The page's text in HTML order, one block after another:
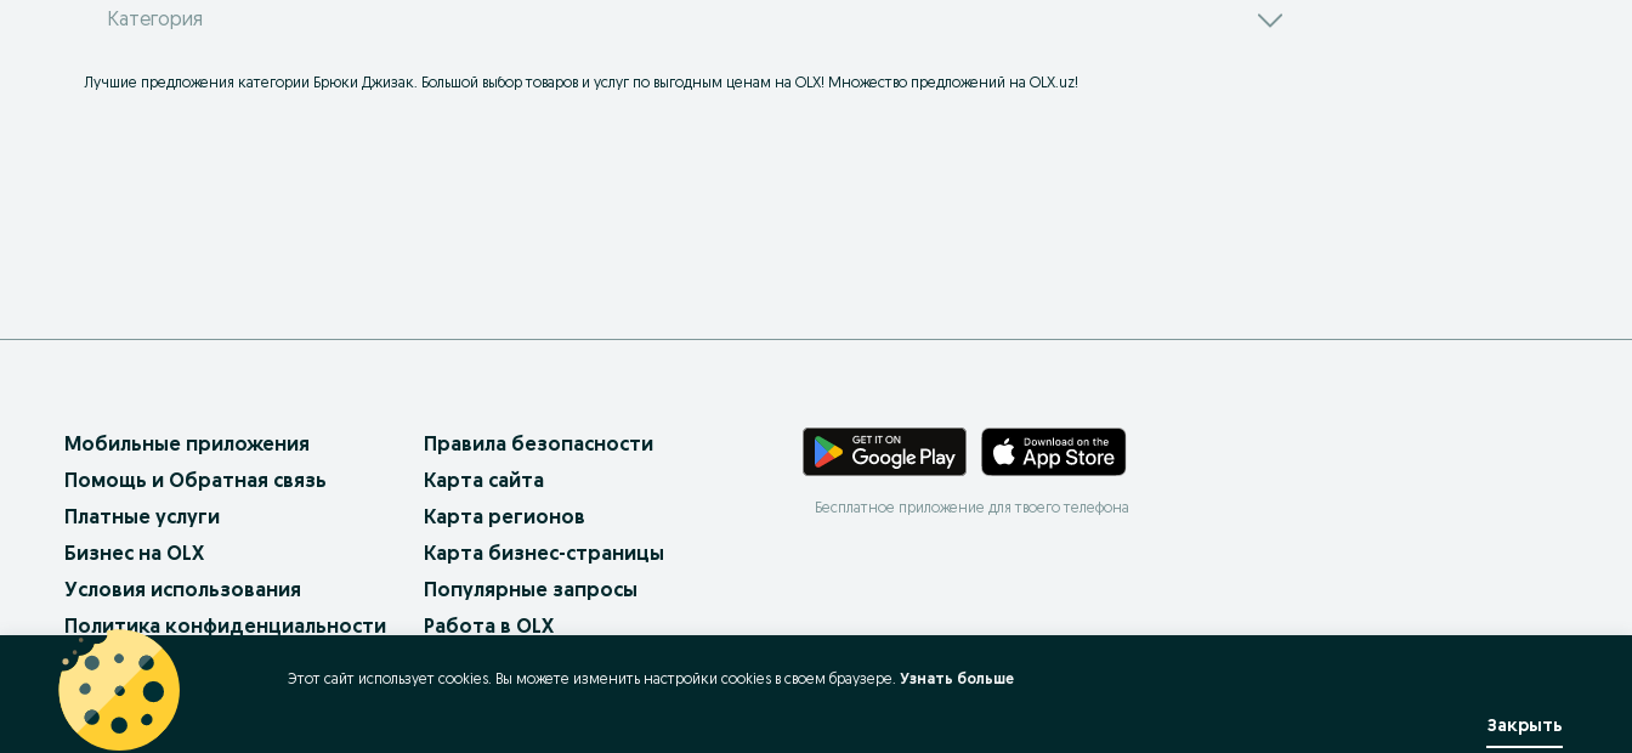
Категория
Лучшие предложения категории Брюки Джизак. Большой выбор товаров и услуг по выгодным ценам на OLX! Множество предложений на OLX.uz!
Мобильные приложения
Помощь и Обратная связь
Платные услуги
Бизнес на OLX
Условия использования
Политика конфиденциальности
Правила безопасности
Карта сайта
Карта регионов
Карта бизнес-страницы
Популярные запросы
Работа в OLX
Бесплатное приложение для твоего телефона
Этот сайт использует cookies. Вы можете изменить настройки cookies в своeм браузере. Узнать больше
Закрыть